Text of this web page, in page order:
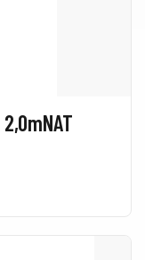
2,0mNAT